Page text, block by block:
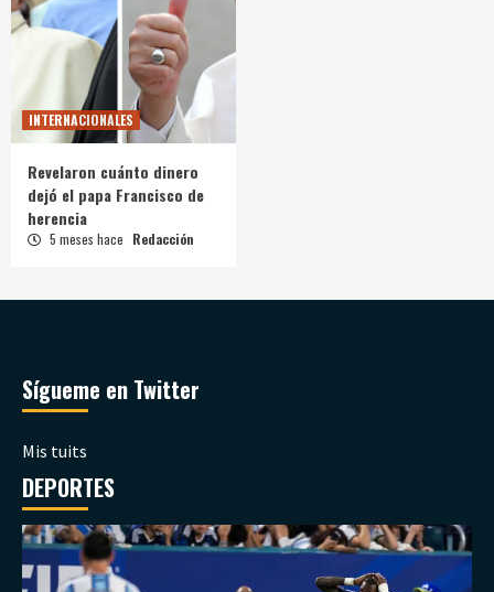
INTERNACIONALES
Revelaron cuánto dinero
dejó el papa Francisco de
herencia
5 meses hace Redacción
Sígueme en Twitter
Mis tuits
DEPORTES